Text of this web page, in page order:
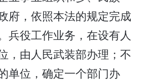
府，依照本法的规定完成
兵役工作业务，在设有人
，由人民武装部办理；不
单位，确定一个部门办